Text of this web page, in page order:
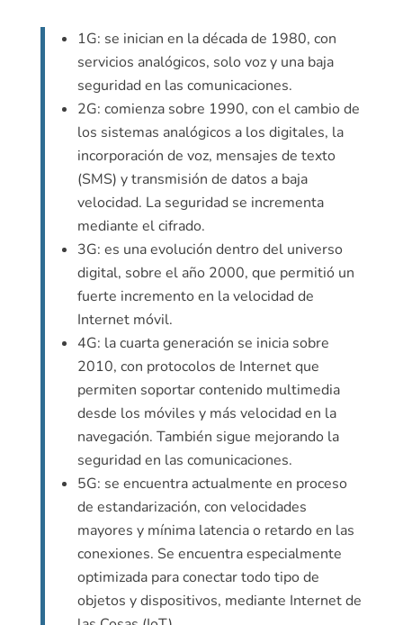
1G: se inician en la década de 1980, con
servicios analógicos, solo voz y una baja
seguridad en las comunicaciones.
2G: comienza sobre 1990, con el cambio de
los sistemas analógicos a los digitales, la
incorporación de voz, mensajes de texto
(SMS) y transmisión de datos a baja
velocidad. La seguridad se incrementa
mediante el cifrado.
3G: es una evolución dentro del universo
digital, sobre el año 2000, que permitió un
fuerte incremento en la velocidad de
Internet móvil.
4G: la cuarta generación se inicia sobre
2010, con protocolos de Internet que
permiten soportar contenido multimedia
desde los móviles y más velocidad en la
navegación. También sigue mejorando la
seguridad en las comunicaciones.
5G: se encuentra actualmente en proceso
de estandarización, con velocidades
mayores y mínima latencia o retardo en las
conexiones. Se encuentra especialmente
optimizada para conectar todo tipo de
objetos y dispositivos, mediante Internet de